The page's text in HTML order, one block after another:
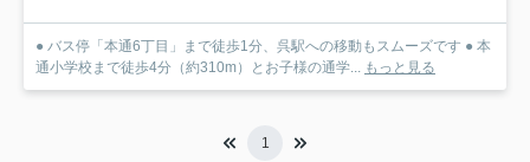
● バス停「本通6丁目」まで徒歩1分、呉駅への移動もスムーズです ● 本
通小学校まで徒歩4分（約310m）とお子様の通学...
もっと見る
1